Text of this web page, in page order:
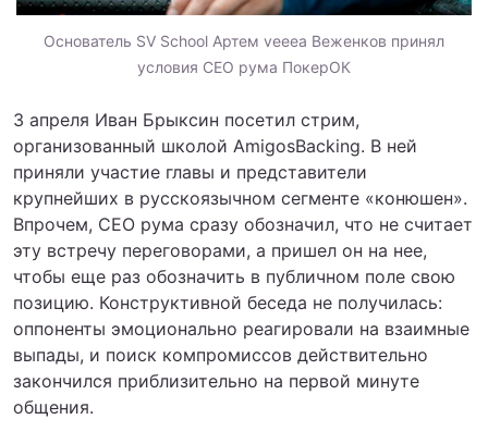
Основатель SV School Артем veeea Веженков принял
условия СЕО рума ПокерОК
3 апреля Иван Брыксин посетил стрим,
организованный школой AmigosBacking. В ней
приняли участие главы и представители
крупнейших в русскоязычном сегменте «конюшен».
Впрочем, СЕО рума сразу обозначил, что не считает
эту встречу переговорами, а пришел он на нее,
чтобы еще раз обозначить в публичном поле свою
позицию. Конструктивной беседа не получилась:
оппоненты эмоционально реагировали на взаимные
выпады, и поиск компромиссов действительно
закончился приблизительно на первой минуте
общения.